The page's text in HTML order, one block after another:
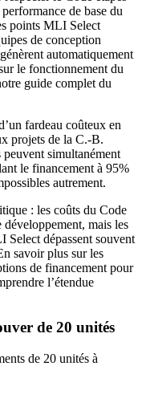
de base du
points MLI Select
de conception
automatiquement
le fonctionnement du
guide complet du
fardeau coûteux en
projets de la C.-B.
simultanément
le financement à 95%
autrement.
: les coûts du Code
développement, mais les
Select dépassent souvent
savoir plus sur les
de financement pour
l’étendue
de 20 unités
de 20 unités à